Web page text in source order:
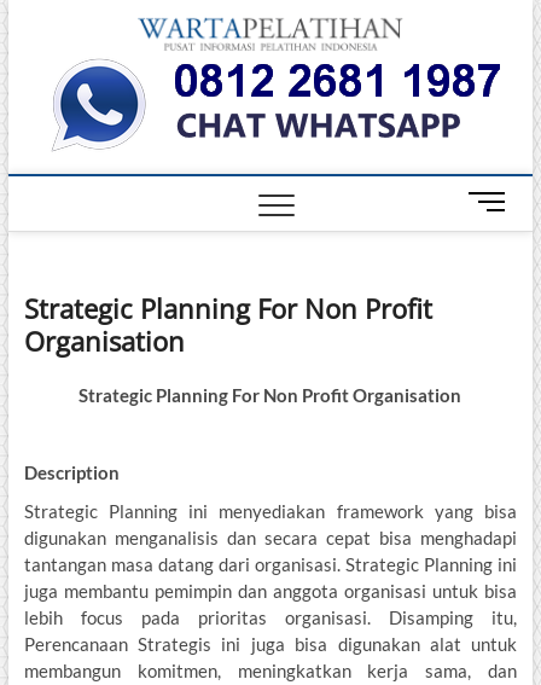
Skip
to
content
Warta
PELATIHAN
DAN
TERBAIK DI
M
e
Strategic Planning For Non Profit
Organisation
Strategic Planning For Non Profit Organisation
Description
Strategic Planning ini menyediakan framework yang bisa
digunakan menganalisis dan secara cepat bisa menghadapi
tantangan masa datang dari organisasi. Strategic Planning ini
juga membantu pemimpin dan anggota organisasi untuk bisa
lebih focus pada prioritas organisasi. Disamping itu,
Perencanaan Strategis ini juga bisa digunakan alat untuk
membangun komitmen, meningkatkan kerja sama, dan